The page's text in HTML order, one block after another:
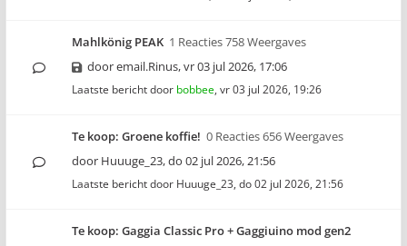
Mahlkönig PEAK 1 Reacties 758 Weergaves
dooremail.Rinus,vr 03 jul 2026, 17:06
Laatste bericht door bobbee, vr 03 jul 2026, 19:26
Te koop: Groene koffie! 0 Reacties 656 Weergaves
door Huuuge_23,do 02 jul 2026, 21:56
Laatste bericht door Huuuge_23, do 02 jul 2026, 21:56
Te koop: Gaggia Classic Pro + Gaggiuino mod gen2